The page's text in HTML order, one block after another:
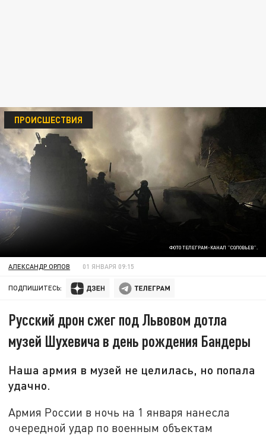
ФОТО ТЕЛЕГРАМ-КАНАЛ "СОЛОВЬЕВ".
ПРОИСШЕСТВИЯ
АЛЕКСАНДР ОРЛОВ 01 ЯНВАРЯ 09:15
ПОДПИШИТЕСЬ:
Русский дрон сжег под Львовом дотла
музей Шухевича в день рождения Бандеры
Наша армия в музей не целилась, но попала
удачно.
Армия России в ночь на 1 января нанесла
очередной удар по военным объектам